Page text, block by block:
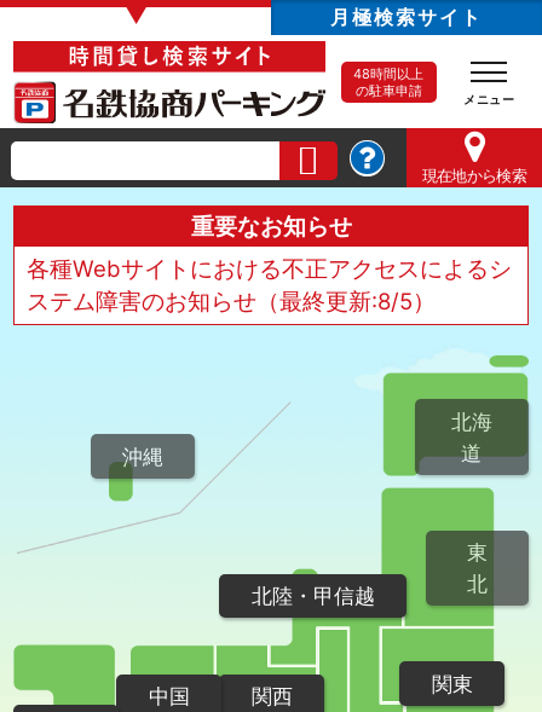
▼ 月極検索サイト
48時間以上
の駐車申請
現在地から検索
重要なお知らせ
各種Webサイトにおける不正アクセスによるシ
ステム障害のお知らせ（最終更新:8/5）
北海
道
東
北
関東
北陸・甲信越
関西
中国
沖縄